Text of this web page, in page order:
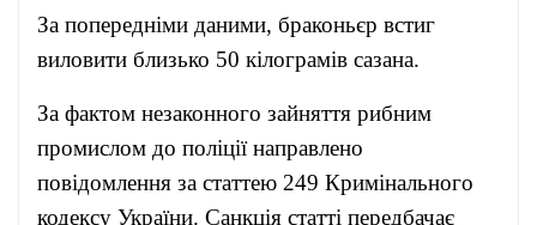
За попередніми даними, браконьєр встиг
виловити близько 50 кілограмів сазана.
За фактом незаконного зайняття рибним
промислом до поліції направлено
повідомлення за статтею 249 Кримінального
кодексу України. Санкція статті передбачає